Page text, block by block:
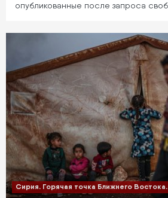
опубликованные после запроса
Сирия. Горячая точка Ближнего Востока.